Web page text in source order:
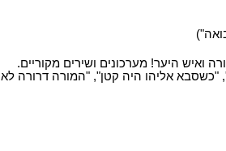
ואיש היער! מערכונים ושירים מקוריים.
"כשסבא אליהו היה קטן", "המורה דרורה לא